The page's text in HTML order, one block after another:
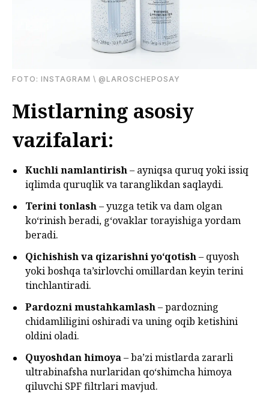
FOTО: INSTAGRAM \ @LAROSCHEPOSAY
Mistlarning asosiy
vazifalari:
Kuchli namlantirish– ayniqsa quruq yoki issiq
iqlimda quruqlik va taranglikdan saqlaydi.
Terini tonlash– yuzga tetik va dam olgan
ko‘rinish beradi, g‘ovaklar torayishiga yordam
beradi.
Qichishish va qizarishni yo‘qotish– quyosh
yoki boshqa ta’sirlovchi omillardan keyin terini
tinchlantiradi.
Pardozni mustahkamlash– pardozning
chidamliligini oshiradi va uning oqib ketishini
oldini oladi.
Quyoshdan himoya– ba’zi mistlarda zararli
ultrabinafsha nurlaridan qo‘shimcha himoya
qiluvchi SPF filtrlari mavjud.